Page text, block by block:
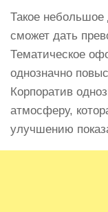
Такое небольшое
сможет дать
Тематическое
однозначно
Корпоратив
атмосферу,
улучшению